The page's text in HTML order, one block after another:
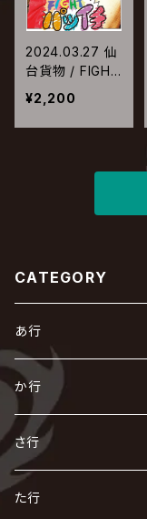
2024.03.27 仙
台貨物 / FIGHT
パツイチ【Type
-A】
¥2,200
CATEGORY
あ行
あ
R指定
AIOLIN
い
IKUO
う
か行
か
怪人二十面奏
き
さ行
さ
た行